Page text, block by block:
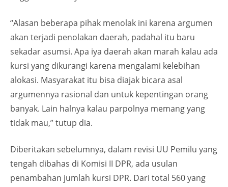
“Alasan beberapa pihak menolak ini karena argumen
akan terjadi penolakan daerah, padahal itu baru
sekadar asumsi. Apa iya daerah akan marah kalau ada
kursi yang dikurangi karena mengalami kelebihan
alokasi. Masyarakat itu bisa diajak bicara asal
argumennya rasional dan untuk kepentingan orang
banyak. Lain halnya kalau parpolnya memang yang
tidak mau,” tutup dia.
Diberitakan sebelumnya, dalam revisi UU Pemilu yang
tengah dibahas di Komisi II DPR, ada usulan
penambahan jumlah kursi DPR. Dari total 560 yang